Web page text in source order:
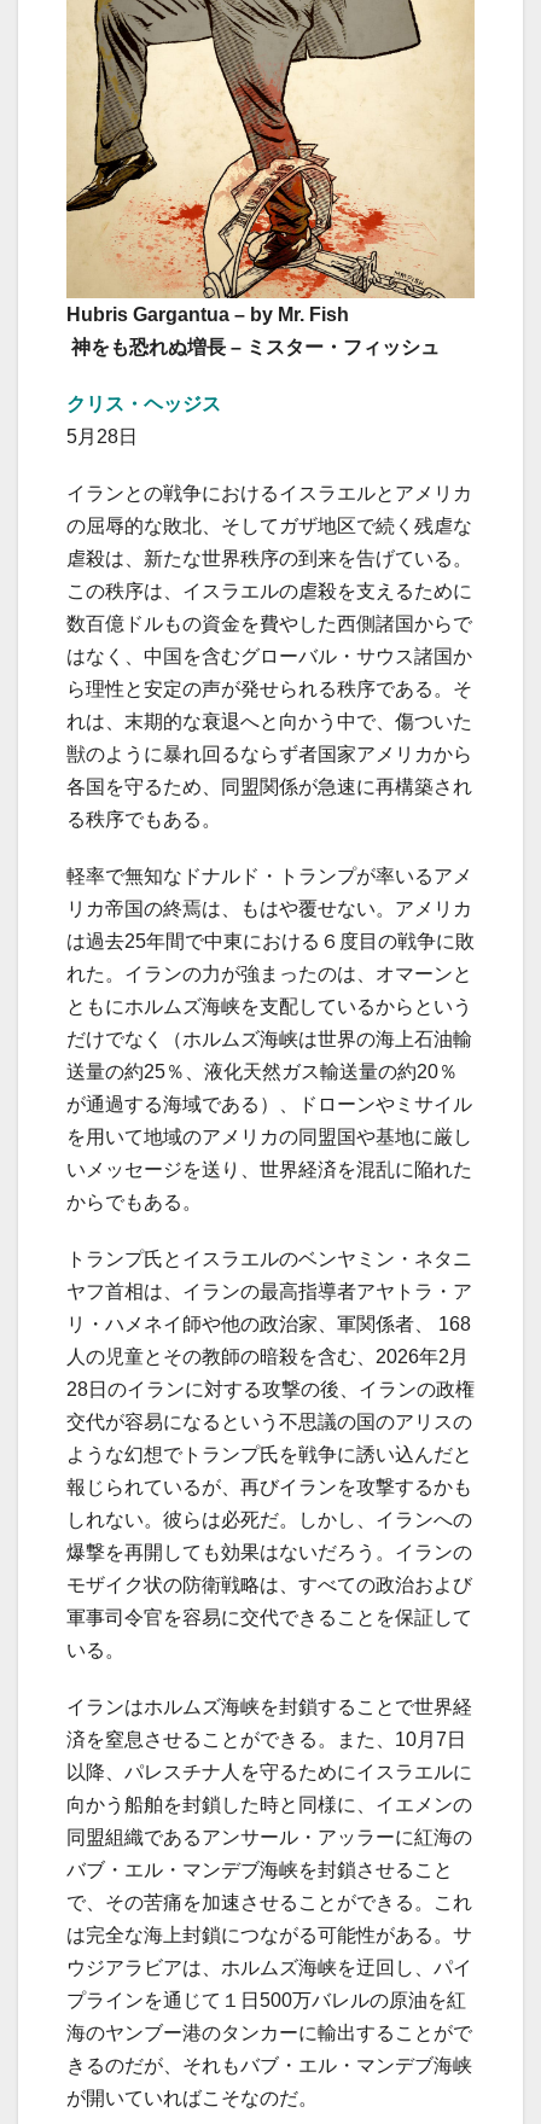
Hubris Gargantua – by Mr. Fish
神をも恐れぬ増長 – ミスター・フィッシュ
クリス・ヘッジス
5月28日
イランとの戦争におけるイスラエルとアメリカ
の屈辱的な敗北、そしてガザ地区で続く残虐な
虐殺は、新たな世界秩序の到来を告げている。
この秩序は、イスラエルの虐殺を支えるために
数百億ドルもの資金を費やした西側諸国からで
はなく、中国を含むグローバル・サウス諸国か
ら理性と安定の声が発せられる秩序である。そ
れは、末期的な衰退へと向かう中で、傷ついた
獣のように暴れ回るならず者国家アメリカから
各国を守るため、同盟関係が急速に再構築され
る秩序でもある。
軽率で無知なドナルド・トランプが率いるアメ
リカ帝国の終焉は、もはや覆せない。アメリカ
は過去25年間で中東における６度目の戦争に敗
れた。イランの力が強まったのは、オマーンと
ともにホルムズ海峡を支配しているからという
だけでなく（ホルムズ海峡は世界の海上石油輸
送量の約25％、液化天然ガス輸送量の約20％
が通過する海域である）、ドローンやミサイル
を用いて地域のアメリカの同盟国や基地に厳し
いメッセージを送り、世界経済を混乱に陥れた
からでもある。
トランプ氏とイスラエルのベンヤミン・ネタニ
ヤフ首相は、イランの最高指導者アヤトラ・ア
リ・ハメネイ師や他の政治家、軍関係者、 168
人の児童とその教師の暗殺を含む、2026年2月
28日のイランに対する攻撃の後、イランの政権
交代が容易になるという不思議の国のアリスの
ような幻想でトランプ氏を戦争に誘い込んだと
報じられているが、再びイランを攻撃するかも
しれない。彼らは必死だ。しかし、イランへの
爆撃を再開しても効果はないだろう。イランの
モザイク状の防衛戦略は、すべての政治および
軍事司令官を容易に交代できることを保証して
いる。
イランはホルムズ海峡を封鎖することで世界経
済を窒息させることができる。また、10月7日
以降、パレスチナ人を守るためにイスラエルに
向かう船舶を封鎖した時と同様に、イエメンの
同盟組織であるアンサール・アッラーに紅海の
バブ・エル・マンデブ海峡を封鎖させること
で、その苦痛を加速させることができる。これ
は完全な海上封鎖につながる可能性がある。サ
ウジアラビアは、ホルムズ海峡を迂回し、パイ
プラインを通じて１日500万バレルの原油を紅
海のヤンブー港のタンカーに輸出することがで
きるのだが、それもバブ・エル・マンデブ海峡
が開いていればこそなのだ。